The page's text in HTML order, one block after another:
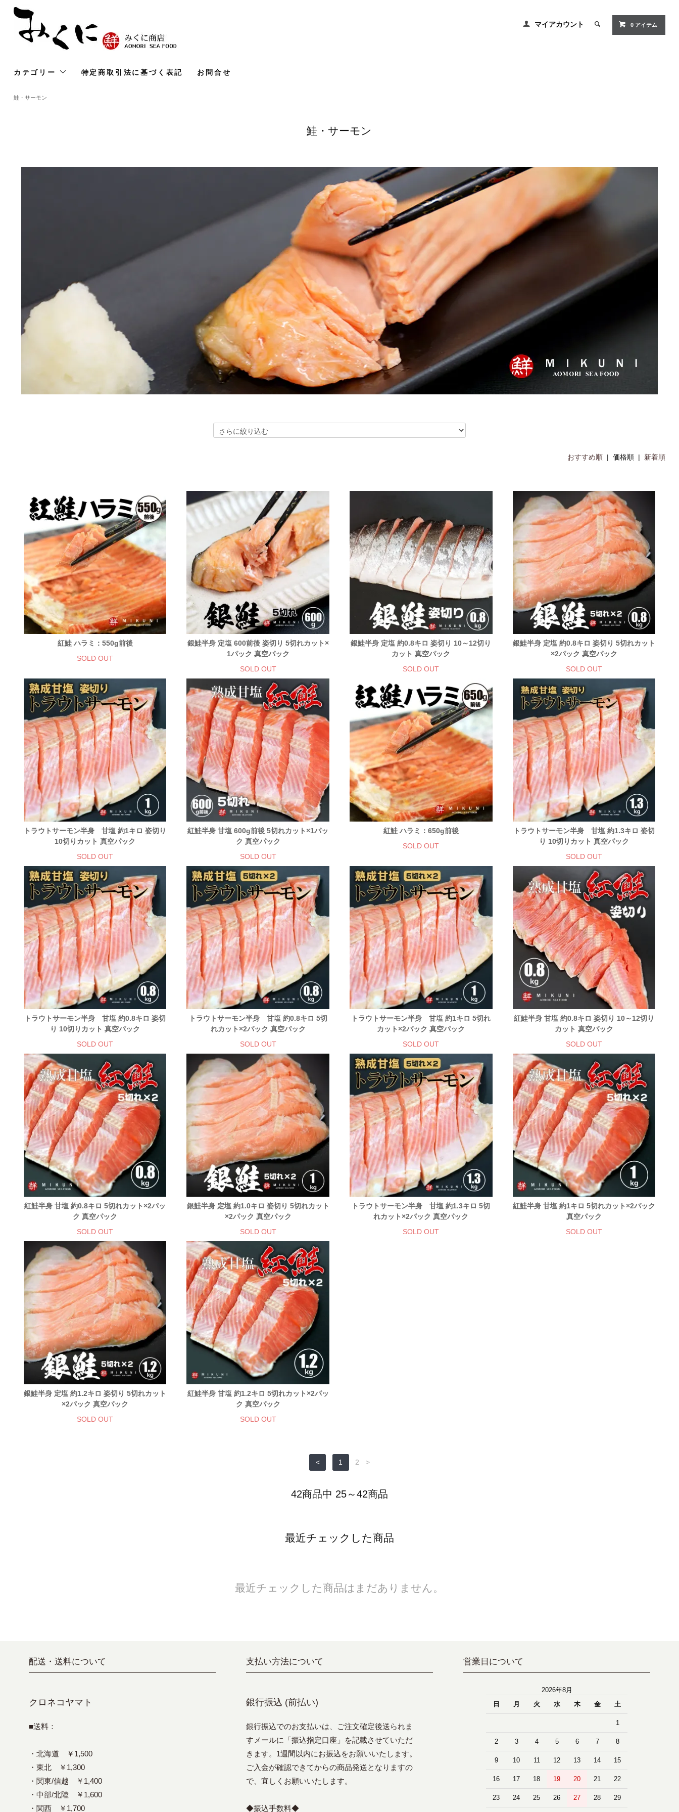
マイアカウント 0 アイテム
カテゴリー 特定商取引法に基づく表記 お問合せ
鮭・サーモン
鮭・サーモン
おすすめ順 | 価格順 | 新着順
紅鮭 ハラミ：550g前後
SOLD OUT
銀鮭半身 定塩 600前後 姿切り 5切れカット×
1パック 真空パック
SOLD OUT
銀鮭半身 定塩 約0.8キロ 姿切り 10～12切り
カット 真空パック
SOLD OUT
銀鮭半身 定塩 約0.8キロ 姿切り 5切れカット
×2パック 真空パック
SOLD OUT
トラウトサーモン半身 甘塩 約1キロ 姿切り
10切りカット 真空パック
SOLD OUT
紅鮭半身 甘塩 600g前後 5切れカット×1パッ
ク 真空パック
SOLD OUT
紅鮭 ハラミ：650g前後
SOLD OUT
トラウトサーモン半身 甘塩 約1.3キロ 姿切
り 10切りカット 真空パック
SOLD OUT
トラウトサーモン半身 甘塩 約0.8キロ 姿切
り 10切りカット 真空パック
SOLD OUT
トラウトサーモン半身 甘塩 約0.8キロ 5切
れカット×2パック 真空パック
SOLD OUT
トラウトサーモン半身 甘塩 約1キロ 5切れ
カット×2パック 真空パック
SOLD OUT
紅鮭半身 甘塩 約0.8キロ 姿切り 10～12切り
カット 真空パック
SOLD OUT
紅鮭半身 甘塩 約0.8キロ 5切れカット×2パッ
ク 真空パック
SOLD OUT
銀鮭半身 定塩 約1.0キロ 姿切り 5切れカット
×2パック 真空パック
SOLD OUT
トラウトサーモン半身 甘塩 約1.3キロ 5切
れカット×2パック 真空パック
SOLD OUT
紅鮭半身 甘塩 約1キロ 5切れカット×2パック
真空パック
SOLD OUT
銀鮭半身 定塩 約1.2キロ 姿切り 5切れカット
×2パック 真空パック
SOLD OUT
紅鮭半身 甘塩 約1.2キロ 5切れカット×2パッ
ク 真空パック
SOLD OUT
< 1 2 >
42商品中 25～42商品
最近チェックした商品
最近チェックした商品はまだありません。
配送・送料について
クロネコヤマト
■送料：
・北海道 ￥1,500
・東北 ￥1,300
・関東/信越 ￥1,400
・中部/北陸 ￥1,600
・関西 ￥1,700
支払い方法について
銀行振込 (前払い)
銀行振込でのお支払いは、ご注文確定後送られま
すメールに「振込指定口座」を記載させていただ
きます。1週間以内にお振込をお願いいたします。
ご入金が確認できてからの商品発送となりますの
で、宜しくお願いいたします。
◆振込手数料◆
営業日について
2026年8月
日
月 火 水 木 金 土
1
2 3 4 5 6 7 8
9 10 11 12 13 14 15
16 17 18 19 20 21 22
23 24 25 26 27 28 29